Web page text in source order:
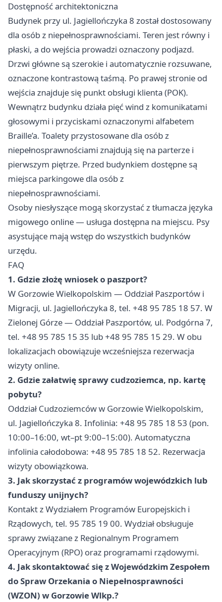
Dostępność architektoniczna
Budynek przy ul. Jagiellończyka 8 został dostosowany
dla osób z niepełnosprawnościami. Teren jest równy i
płaski, a do wejścia prowadzi oznaczony podjazd.
Drzwi główne są szerokie i automatycznie rozsuwane,
oznaczone kontrastową taśmą. Po prawej stronie od
wejścia znajduje się punkt obsługi klienta (POK).
Wewnątrz budynku działa pięć wind z komunikatami
głosowymi i przyciskami oznaczonymi alfabetem
Braille’a. Toalety przystosowane dla osób z
niepełnosprawnościami znajdują się na parterze i
pierwszym piętrze. Przed budynkiem dostępne są
miejsca parkingowe dla osób z
niepełnosprawnościami.
Osoby niesłyszące mogą skorzystać z tłumacza języka
migowego online — usługa dostępna na miejscu. Psy
asystujące mają wstęp do wszystkich budynków
urzędu.
FAQ
1. Gdzie złożę wniosek o paszport?
W Gorzowie Wielkopolskim — Oddział Paszportów i
Migracji, ul. Jagiellończyka 8, tel. +48 95 785 18 57. W
Zielonej Górze — Oddział Paszportów, ul. Podgórna 7,
tel. +48 95 785 15 35 lub +48 95 785 15 29. W obu
lokalizacjach obowiązuje wcześniejsza rezerwacja
wizyty online.
2. Gdzie załatwię sprawy cudzoziemca, np. kartę
pobytu?
Oddział Cudzoziemców w Gorzowie Wielkopolskim,
ul. Jagiellończyka 8. Infolinia: +48 95 785 18 53 (pon.
10:00–16:00, wt–pt 9:00–15:00). Automatyczna
infolinia całodobowa: +48 95 785 18 52. Rezerwacja
wizyty obowiązkowa.
3. Jak skorzystać z programów wojewódzkich lub
funduszy unijnych?
Kontakt z Wydziałem Programów Europejskich i
Rządowych, tel. 95 785 19 00. Wydział obsługuje
sprawy związane z Regionalnym Programem
Operacyjnym (RPO) oraz programami rządowymi.
4. Jak skontaktować się z Wojewódzkim Zespołem
do Spraw Orzekania o Niepełnosprawności
(WZON) w Gorzowie Wlkp.?